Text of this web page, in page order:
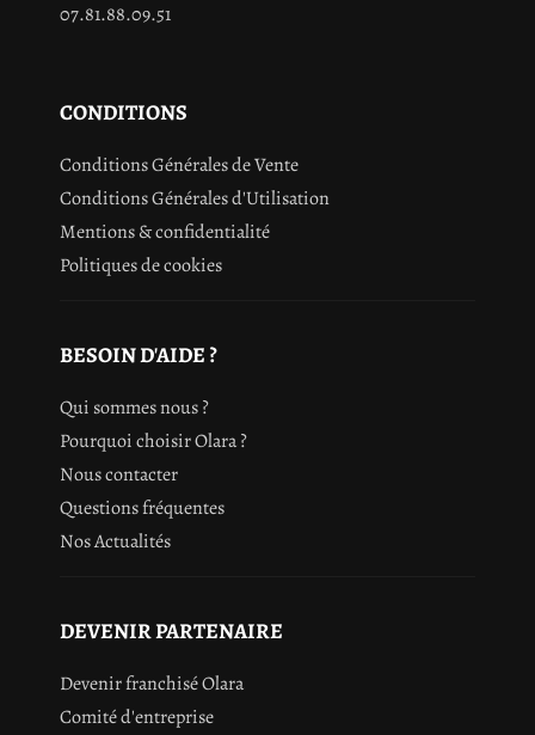
07.81.88.09.51
CONDITIONS
Conditions Générales de Vente
Conditions Générales d'Utilisation
Mentions & confidentialité
Politiques de cookies
BESOIN D'AIDE ?
Qui sommes nous ?
Pourquoi choisir Olara ?
Nous contacter
Questions fréquentes
Nos Actualités
DEVENIR PARTENAIRE
Devenir franchisé Olara
Comité d'entreprise